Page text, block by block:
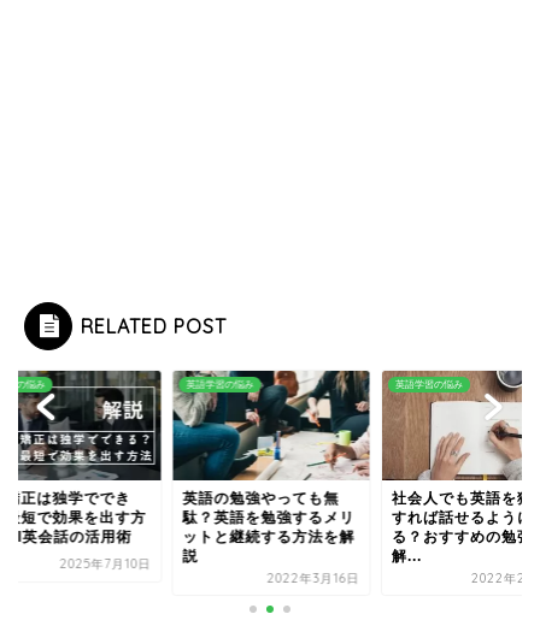
RELATED POST
習の悩み
矯正は独学ででき
最短で効果を出す方
AI英会話の活用術
2025年7月10日
英語学習の悩み
英語の勉強やっても無
駄？英語を勉強するメリ
ットと継続する方法を解
説
2022年3月16日
英語学習の悩み
社会人でも英語を猛
すれば話せるように
る？おすすめの勉強
解...
2022年2